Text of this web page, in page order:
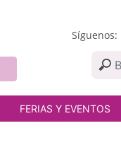
Síguenos:
FERIAS Y EVENTOS